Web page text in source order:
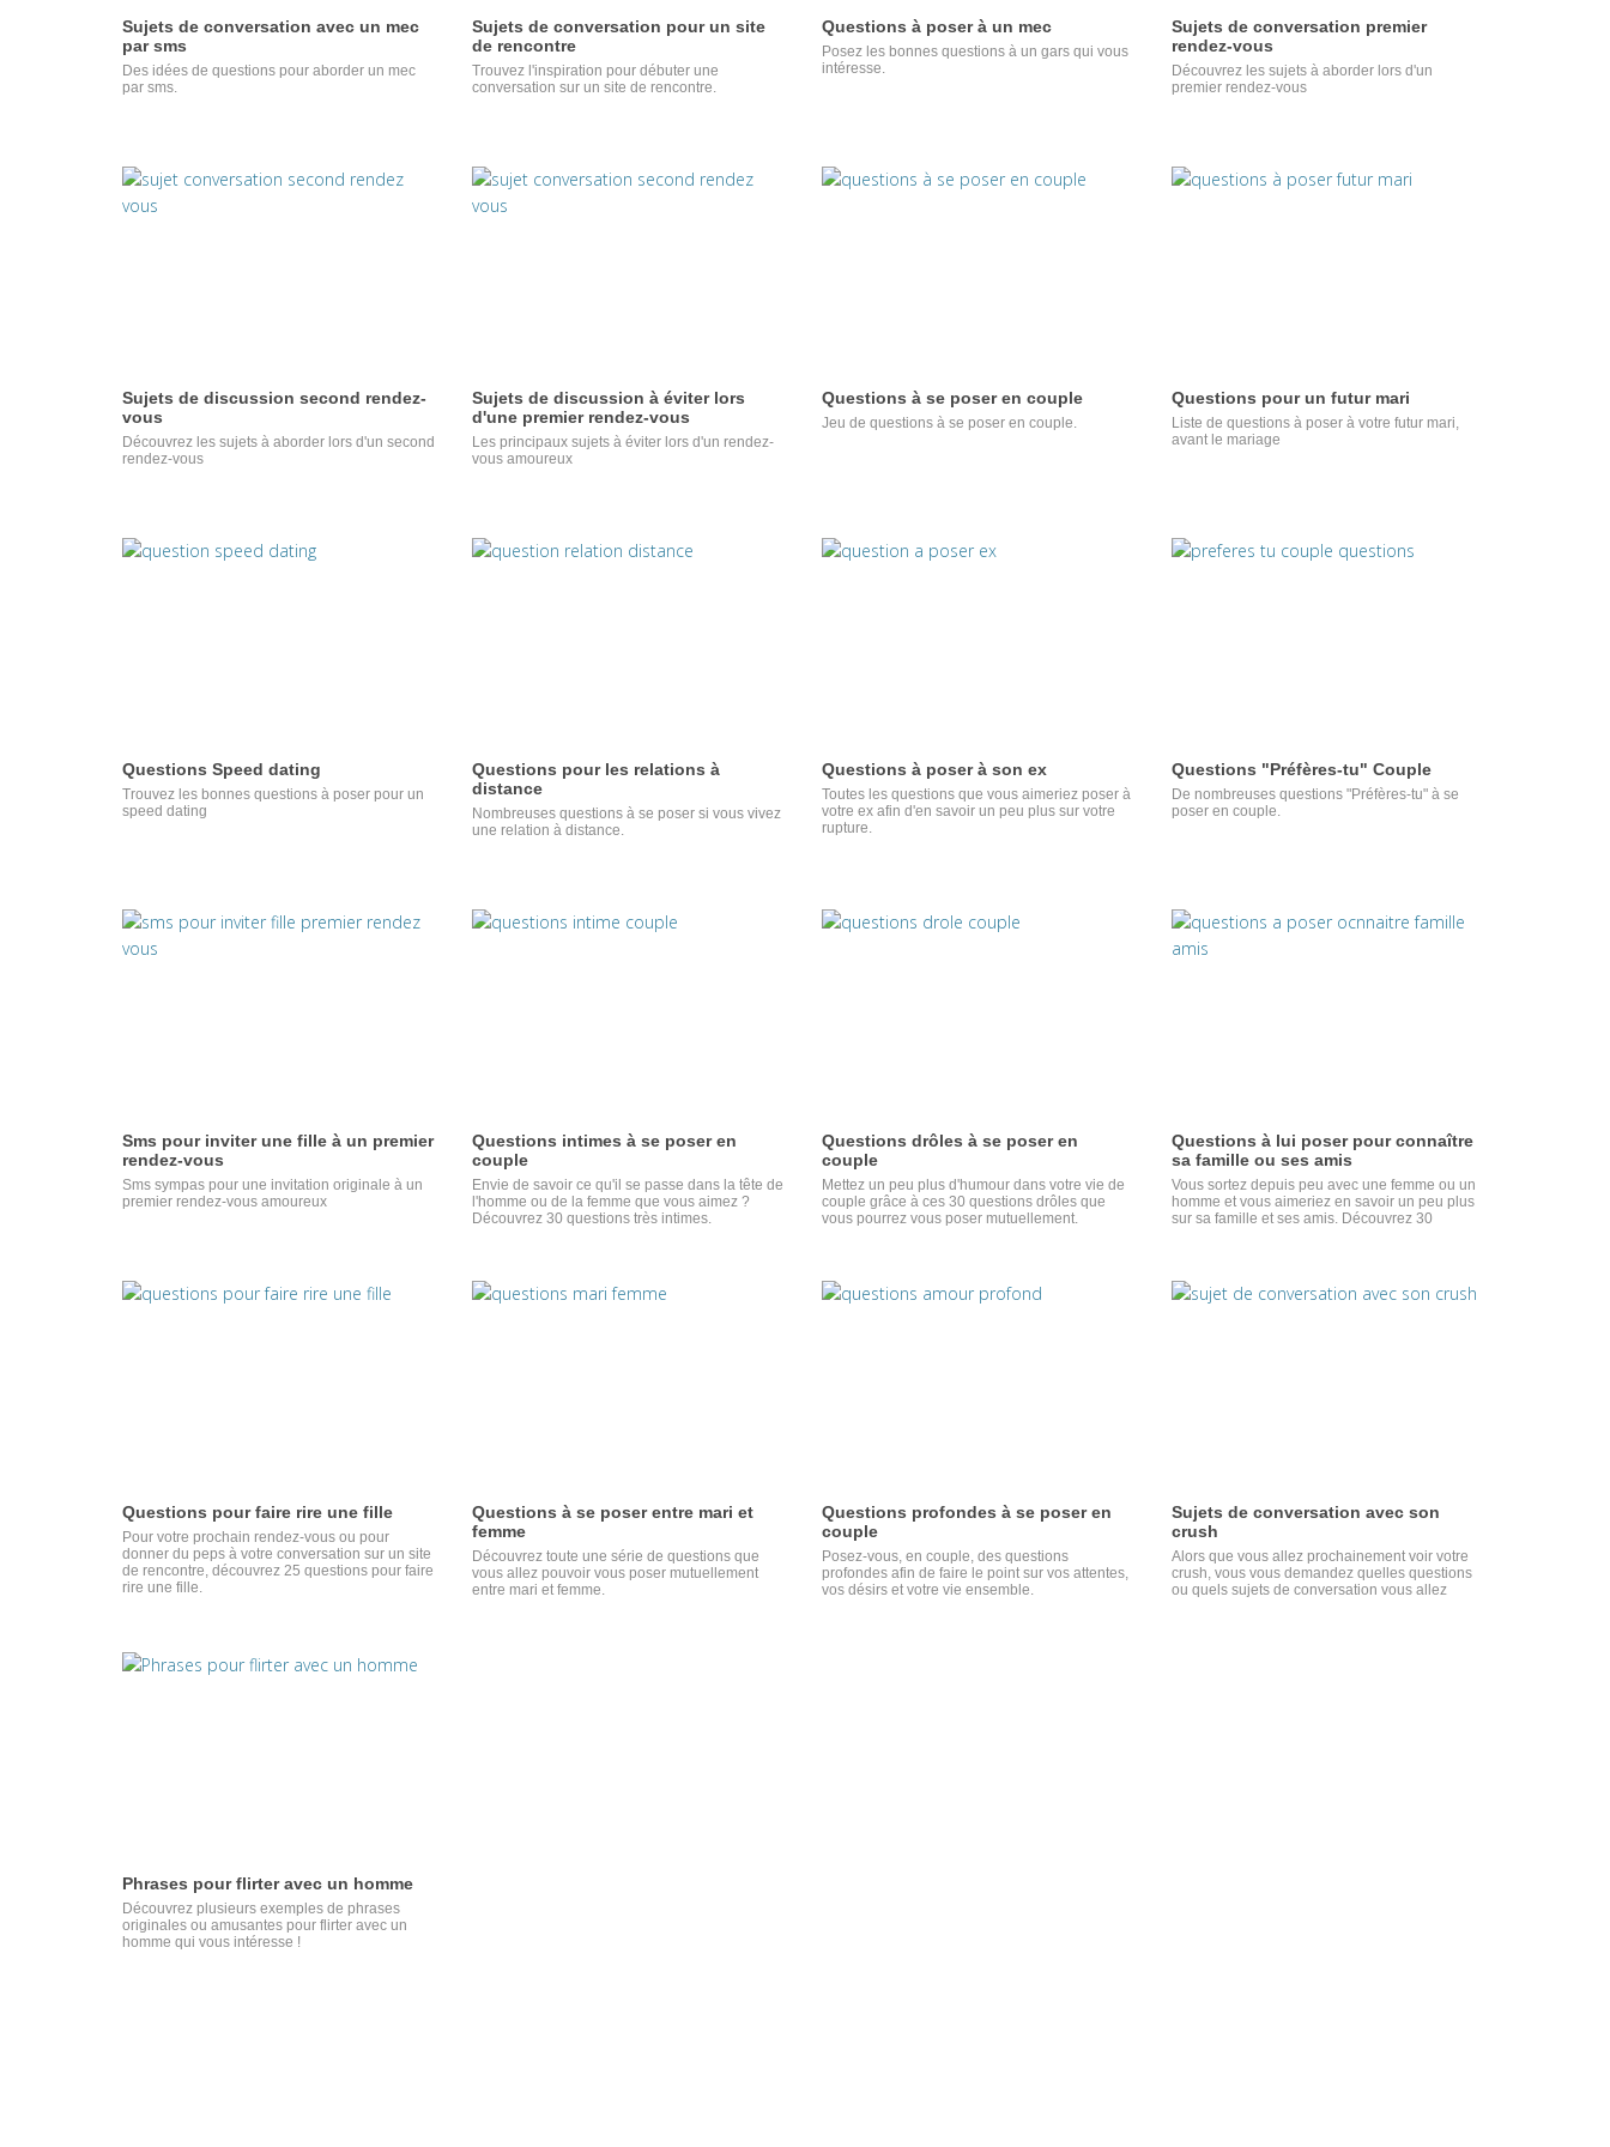
Sujets de conversation avec un mec
par sms
Des idées de questions pour aborder un mec
par sms.
Sujets de conversation pour un site
de rencontre
Trouvez l'inspiration pour débuter une
conversation sur un site de rencontre.
Questions à poser à un mec
Posez les bonnes questions à un gars qui vous
intéresse.
Sujets de conversation premier
rendez-vous
Découvrez les sujets à aborder lors d'un
premier rendez-vous
Sujets de discussion second rendez-
vous
Découvrez les sujets à aborder lors d'un second
rendez-vous
Sujets de discussion à éviter lors
d'une premier rendez-vous
Les principaux sujets à éviter lors d'un rendez-
vous amoureux
Questions à se poser en couple
Jeu de questions à se poser en couple.
Questions pour un futur mari
Liste de questions à poser à votre futur mari,
avant le mariage
Questions Speed dating
Trouvez les bonnes questions à poser pour un
speed dating
Questions pour les relations à
distance
Nombreuses questions à se poser si vous vivez
une relation à distance.
Questions à poser à son ex
Toutes les questions que vous aimeriez poser à
votre ex afin d'en savoir un peu plus sur votre
rupture.
Questions "Préfères-tu" Couple
De nombreuses questions "Préfères-tu" à se
poser en couple.
Sms pour inviter une fille à un premier
rendez-vous
Sms sympas pour une invitation originale à un
premier rendez-vous amoureux
Questions intimes à se poser en
couple
Envie de savoir ce qu'il se passe dans la tête de
l'homme ou de la femme que vous aimez ?
Découvrez 30 questions très intimes.
Questions drôles à se poser en
couple
Mettez un peu plus d'humour dans votre vie de
couple grâce à ces 30 questions drôles que
vous pourrez vous poser mutuellement.
Questions à lui poser pour connaître
sa famille ou ses amis
Vous sortez depuis peu avec une femme ou un
homme et vous aimeriez en savoir un peu plus
sur sa famille et ses amis. Découvrez 30
Questions pour faire rire une fille
Pour votre prochain rendez-vous ou pour
donner du peps à votre conversation sur un site
de rencontre, découvrez 25 questions pour faire
rire une fille.
Questions à se poser entre mari et
femme
Découvrez toute une série de questions que
vous allez pouvoir vous poser mutuellement
entre mari et femme.
Questions profondes à se poser en
couple
Posez-vous, en couple, des questions
profondes afin de faire le point sur vos attentes,
vos désirs et votre vie ensemble.
Sujets de conversation avec son
crush
Alors que vous allez prochainement voir votre
crush, vous vous demandez quelles questions
ou quels sujets de conversation vous allez
Phrases pour flirter avec un homme
Découvrez plusieurs exemples de phrases
originales ou amusantes pour flirter avec un
homme qui vous intéresse !